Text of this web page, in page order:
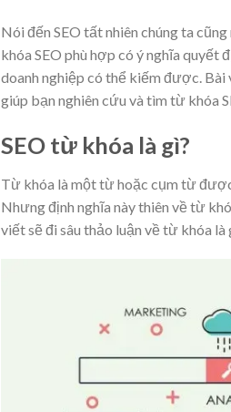
Nói đến SEO tất nhiên chúng ta
khóa SEO phù hợp có ý nghĩa
doanh nghiệp có thể kiếm được. Bài
giúp bạn nghiên cứu và tìm từ khóa
SEO từ khóa là gì?
Từ khóa là một từ hoặc cụm từ
Nhưng định nghĩa này thiên về từ
viết sẽ đi sâu thảo luận về từ khóa là